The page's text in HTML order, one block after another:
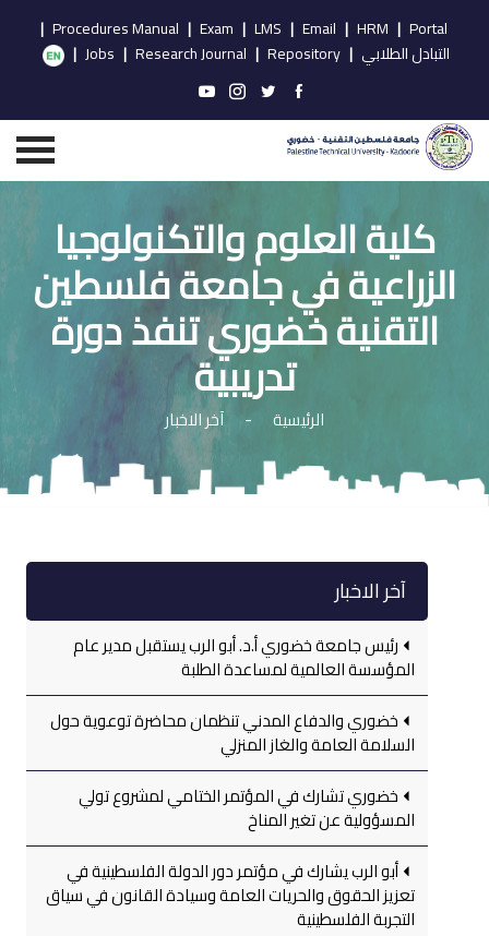
Portal
|
HRM
|
Email
|
LMS
|
Exam
|
Procedures Manual
|
التبادل الطلابي |
Repository
|
Research Journal
|
Jobs
|
كلية العلوم والتكنولوجيا
الزراعية في جامعة فلسطين
التقنية خضوري تنفذ دورة
تدريبية
الرئيسية - آخر الاخبار
آخر الاخبار
رئيس جامعة خضوري أ.د. أبو الرب يستقبل مدير عام
المؤسسة العالمية لمساعدة الطلبة
خضوري والدفاع المدني تنظمان محاضرة توعوية حول
السلامة العامة والغاز المنزلي
خضوري تشارك في المؤتمر الختامي لمشروع تولي
المسؤولية عن تغير المناخ
أبو الرب يشارك في مؤتمر دور الدولة الفلسطينية في
تعزيز الحقوق والحريات العامة وسيادة القانون في سياق
التجربة الفلسطينية